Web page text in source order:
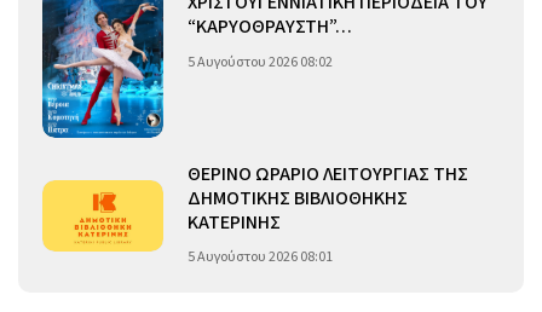
“ΚΑΡΥΟΘΡΑΥΣΤΗ”…
5 Αυγούστου 2026 08:02
ΘΕΡΙΝΟ ΩΡΑΡΙΟ ΛΕΙΤΟΥΡΓΙΑΣ ΤΗΣ
ΔΗΜΟΤΙΚΗΣ ΒΙΒΛΙΟΘΗΚΗΣ
ΚΑΤΕΡΙΝΗΣ
5 Αυγούστου 2026 08:01